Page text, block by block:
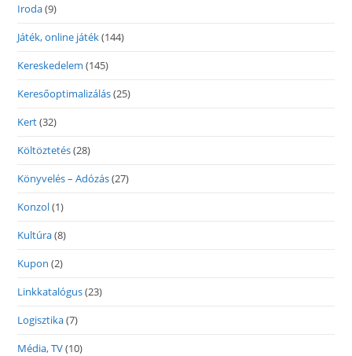
Iroda(9)
Játék, online játék(144)
Kereskedelem (145)
Keresőoptimalizálás(25)
Kert(32)
Költöztetés(28)
Könyvelés – Adózás(27)
Konzol(1)
Kultúra(8)
Kupon (2)
Linkkatalógus(23)
Logisztika(7)
Média, TV(10)